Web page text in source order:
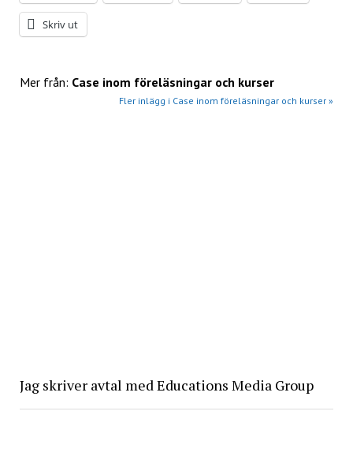
Skriv ut
Mer från: Case inom föreläsningar och kurser
Fler inlägg i Case inom föreläsningar och kurser »
Jag skriver avtal med Educations Media Group